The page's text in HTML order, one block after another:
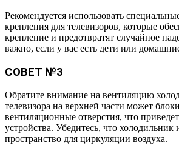
Рекомендуется использовать
крепления для телевизоров, которые
крепление и предотвратят случайное
важно, если у вас есть дети или
СОВЕТ №3
Обратите внимание на вентиляцию
телевизора на верхней части может
вентиляционные отверстия, что
устройства. Убедитесь, что холодильник
пространство для циркуляции воздуха.